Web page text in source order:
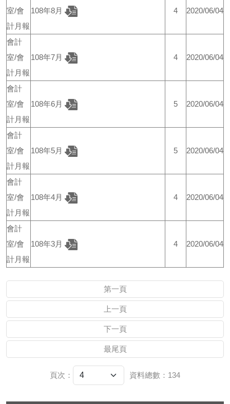
室/會
計月報
108年8月 4 2020/06/04
會計
室/會
計月報
108年7月 4 2020/06/04
會計
室/會
計月報
108年6月 5 2020/06/04
會計
室/會
計月報
108年5月 5 2020/06/04
會計
室/會
計月報
108年4月 4 2020/06/04
會計
室/會
計月報
108年3月 4 2020/06/04
第一頁
上一頁
下一頁
最尾頁
頁次： 資料總數：134